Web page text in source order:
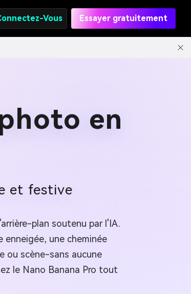
Vous Essayer gratuitement
en
et festive
plan soutenu par l'IA.
une cheminée
ou scène-sans aucune
le Nano Banana Pro tout